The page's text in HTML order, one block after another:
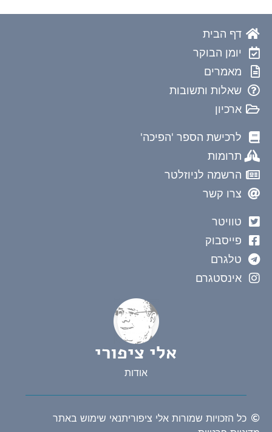
דף הבית
יומן הבוקר
מאמרים
שאלות ותשובות
ארכיון
לרכישת הספר 'הפיכה'
תרומות
הרשמה לניוזלטר
צרו קשר
טוויטר
פייסבוק
טלגרם
אינסטגרם
אלי ציפורי
אודות
כל הזכויות שמורות אלי ציפוריתנאי שימוש באתר